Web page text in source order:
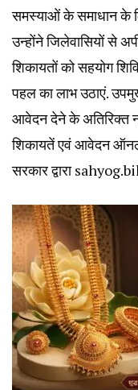
समस्याओं के समाधान के
उन्होंने जिलेवासियों से
शिकायतों को सहयोग
पहल का लाभ उठाएं.
आवेदन देने के अतिरिक्त
शिकायतें एवं आवेदन
सरकार द्वारा